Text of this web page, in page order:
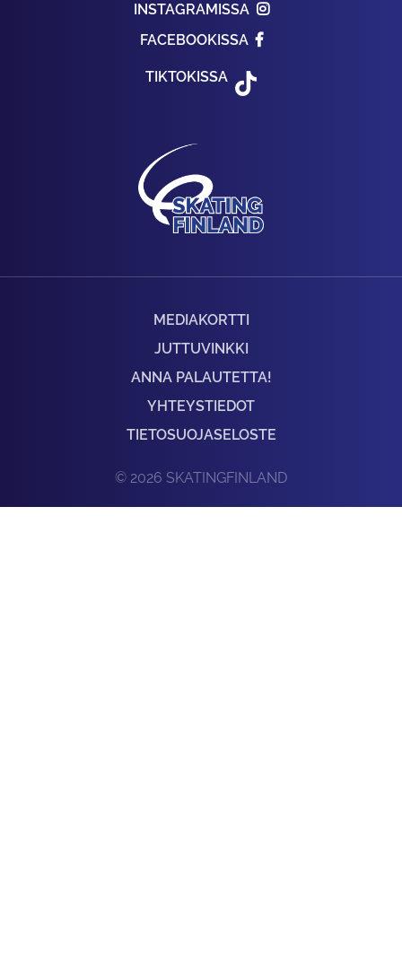
INSTAGRAMISSA
FACEBOOKISSA
TIKTOKISSA
MEDIAKORTTI
JUTTUVINKKI
ANNA PALAUTETTA!
YHTEYSTIEDOT
TIETOSUOJASELOSTE
© 2026 SKATINGFINLAND